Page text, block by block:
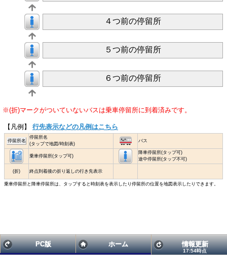
４つ前の停留所
５つ前の停留所
６つ前の停留所
※(折)マークがついていないバスは乗車停留所に到着済みです。
【凡例】 行先表示などの凡例はこちら
停留所名
停留所名
(タップで地図/時刻表)
バス
乗車停留所(タップ可)
降車停留所(タップ可)
途中停留所(タップ不可)
(折) 終点到着後の折り返しの行き先表示
乗車停留所と降車停留所は、タップすると時刻表を表示したり停留所の位置を地図表示したりできます。
PC版 ホーム 情報更新
17:54時点